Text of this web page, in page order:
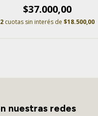
$37.000,00
2 cuotas sin interés de $18.500,00
nuestras redes